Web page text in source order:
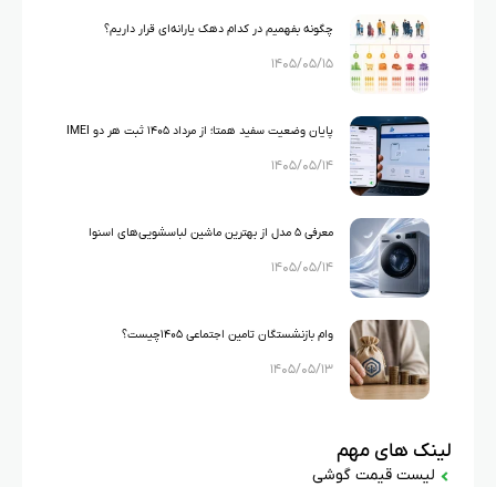
چگونه بفهمیم در کدام دهک یارانه‌ای قرار داریم؟
راهنمای کامل استعلام دهک بندی یارانه
۱۴۰۵/۰۵/۱۵
پایان وضعیت سفید همتا؛ از مرداد ۱۴۰۵ ثبت هر دو IMEI
گوشی‌های دو سیم‌کارته الزامی شد
۱۴۰۵/۰۵/۱۴
معرفی ۵ مدل از بهترین ماشین لباسشویی‌های اسنوا
۱۴۰۵/۰۵/۱۴
وام بازنشستگان تامین اجتماعی ۱۴۰۵چیست؟
۱۴۰۵/۰۵/۱۳
لینک های مهم
لیست قیمت گوشی